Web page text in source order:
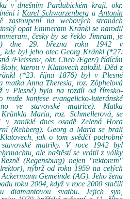
v dnešním Pardubickém kraji, okr.
i Karel Schwarzenberg aAntonín
zastoupení na webových stranách
opat Emmeram Kränkl se narodil
česky by se řeklo Jimram, je
dne 29. března roku 1942 v
kde byl jeho otec Georg Kränkl (*27.
/Fleissen/, okr. Cheb /Eger/) řídícím
kterou v Klatovech založil. Děd z
(*23. října 1876) byl v Plesné
matka Anna Theresia, roz. Zöphelová
v Plesné) byla na rozdíl od římsko-
muže konfese evangelicko-luteránské
ve stavovské matrice). Matka
Maria, roz. Schmellerová, se
v zaniklé dnes osadě Zelená Hora
(Rehberg). Georg a Maria se brali
jak o tom svědčí podrobný
stavovské matriky. V roce 1942 byl
ale naštěstí se vrátil z války
(Regensburg) nejen "rektorem"
nýbrž od roku 1959 na celých
Gemeinde (AG). Jeho žena
roku 2004, když v roce 2000 stačili
diamantovou svatbu. Jejich syn,